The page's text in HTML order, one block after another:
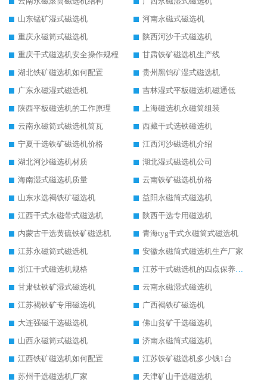
山东锰矿湿式磁选机
河南永磁式磁选机
重庆永磁筒式磁选机
陕西河沙干式磁选机
重庆干式磁选机安全操作规程
甘肃铁矿磁选机生产线
湖北铁矿磁选机如何配置
贵州黑钨矿湿式磁选机
广东永磁湿式磁选机
吉林湿式平板磁选机磁通低
陕西平板磁选机的工作原理
上海磁选机永磁筒组装
云南永磁筒式磁选机筒瓦
西藏干式选铁磁选机
宁夏干选铁矿磁选机价格
江西河沙磁选机介绍
湖北河沙磁选机材质
湖北湿式磁选机公司
海南湿式磁选机质量
云南铁矿磁选机价格
山东水选褐铁矿磁选机
益阳永磁筒式磁选机
江西干式永磁带式磁选机
陕西干选专用磁选机
内蒙古干选黄硫铁矿磁选机
青海tyg干式永磁筒式磁选机
江苏永磁筒式磁选机
安徽永磁筒式磁选机生产厂家
浙江干式磁选机规格
江苏干式磁选机的四点保养秘籍
甘肃钛铁矿湿式磁选机
云南永磁湿式磁选机
江苏褐铁矿专用磁选机
广西褐铁矿磁选机
大连强磁干选磁选机
佛山贫矿干选磁选机
山西永磁筒式磁选机
济南永磁筒式磁选机
江西铁矿磁选机如何配置
江苏铁矿磁选机多少钱1台
苏州干选磁选机厂家
天津矿山干选磁选机